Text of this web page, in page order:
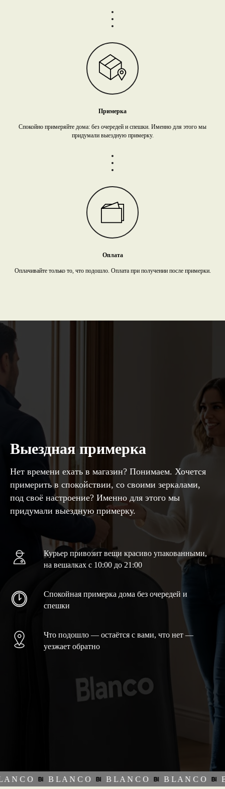
Примерка
Спокойно примеряйте дома: без очередей и спешки. Именно для этого мы
придумали выездную примерку.
Оплата
Оплачивайте только то, что подошло. Оплата при получении после примерки.
Выездная примерка
Нет времени ехать в магазин? Понимаем. Хочется
примерить в спокойствии, со своими зеркалами,
под своё настроение? Именно для этого мы
придумали выездную примерку.
Курьер привозит вещи красиво упакованными,
на вешалках с 10:00 до 21:00
Спокойная примерка дома без очередей и
спешки
Что подошло — остаётся с вами, что нет —
уезжает обратно
N C O B L A N C O B L A N C O B L A N C O B